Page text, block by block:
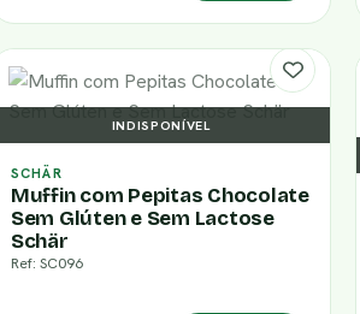
INDISPONÍVEL
SCHÄR
Muffin com Pepitas Chocolate
Sem Glúten e Sem Lactose
Schär
Ref: SC096